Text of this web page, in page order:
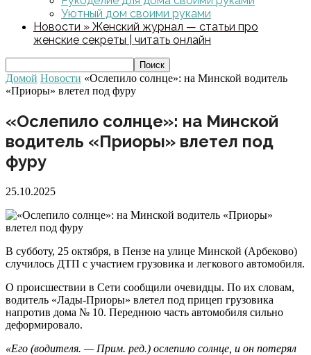
Уютный дом своими руками
Новости » Женский журнал — статьи про
женские секреты | читать онлайн
Домой Новости «Ослепило солнце»: на Минской водитель
«Приоры» влетел под фуру
«Ослепило солнце»: на Минской
водитель «Приоры» влетел под
фуру
25.10.2025
В субботу, 25 октября, в Пензе на улице Минской (Арбеково)
случилось ДТП с участием грузовика и легкового автомобиля.
О происшествии в Сети сообщили очевидцы. По их словам,
водитель «Лады-Приоры» влетел под прицеп грузовика
напротив дома № 10. Переднюю часть автомобиля сильно
деформировало.
«Его (водителя. — Прим. ред.) ослепило солнце, и он потерял